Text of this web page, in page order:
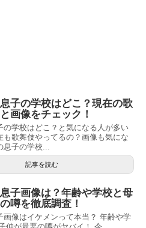
子の学校はどこ？現在の歌
画像をチェック！
の学校はどこ？と気になる人が多い
も歌舞伎やってるの？画像も気にな
息子の学校...
記事を読む
子画像は？年齢や学校と母
噂を徹底調査！
画像はイケメンって本当？ 年齢や学